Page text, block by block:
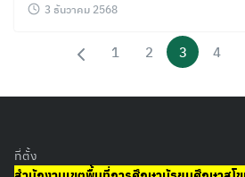
3 ธันวาคม 2568
1 2 3 4
ที่ตั้ง